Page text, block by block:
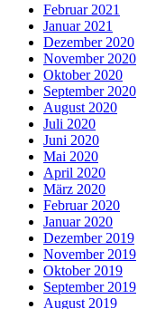
Februar 2021
Januar 2021
Dezember 2020
November 2020
Oktober 2020
September 2020
August 2020
Juli 2020
Juni 2020
Mai 2020
April 2020
März 2020
Februar 2020
Januar 2020
Dezember 2019
November 2019
Oktober 2019
September 2019
August 2019